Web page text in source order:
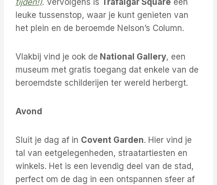
tijden!). Vervolgens is Trafalgar Square een
leuke tussenstop, waar je kunt genieten van
het plein en de beroemde Nelson’s Column.
Vlakbij vind je ook de National Gallery, een
museum met gratis toegang dat enkele van de
beroemdste schilderijen ter wereld herbergt.
Avond
Sluit je dag af in Covent Garden. Hier vind je
tal van eetgelegenheden, straatartiesten en
winkels. Het is een levendig deel van de stad,
perfect om de dag in een ontspannen sfeer af